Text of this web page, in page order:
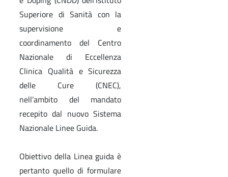
Superiore di Sanità con la
supervisione e
coordinamento del Centro
Nazionale di Eccellenza
Clinica Qualità e Sicurezza
delle Cure (CNEC),
nell’ambito del mandato
recepito dal nuovo Sistema
Nazionale Linee Guida.
Obiettivo della Linea guida è
pertanto quello di formulare